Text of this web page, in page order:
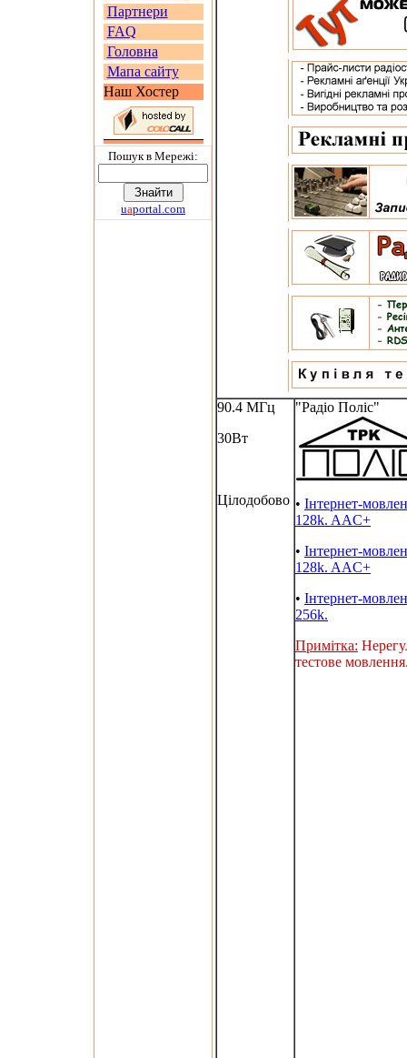
Партнери
FAQ
Головна
Мапа сайту
Наш Хостер
Пошук в Мережi:
uaportal.com
90.4 МГц
30Вт
Цілодобово
"Радіо Поліс"
• Інтернет-
128k. AAC+
• Інтернет-
128k. AAC+
• Інтернет-
256k.
Примітка:
тестове